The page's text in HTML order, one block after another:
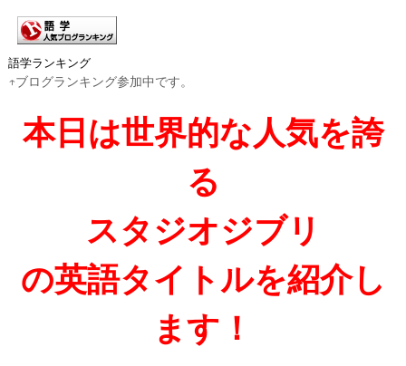
語学ランキング
↑ブログランキング参加中です。
本日は世界的な人気を誇
る
スタジオジブリ
の英語タイトルを紹介し
ます！